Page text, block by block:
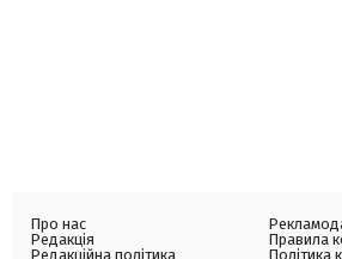
Про нас
Редакція
Редакційна політика
Правила
Політика